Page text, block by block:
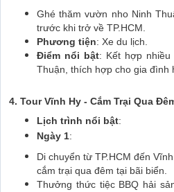
Ghé thăm vườn nho Ninh
trước khi trở về TP.HCM.
Phương tiện: Xe du lịch.
Điểm nổi bật: Kết hợp nhiều
Thuận, thích hợp cho gia đình
4. Tour Vĩnh Hy - Cắm Trại Qua
Lịch trình nổi bật:
Ngày 1:
Di chuyển từ TP.HCM đến
cắm trại qua đêm tại bãi biển.
Thưởng thức tiệc BBQ hải